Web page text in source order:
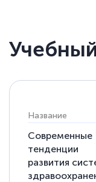
двух…
10
Оставила
Название
Современные
тенденции
развития